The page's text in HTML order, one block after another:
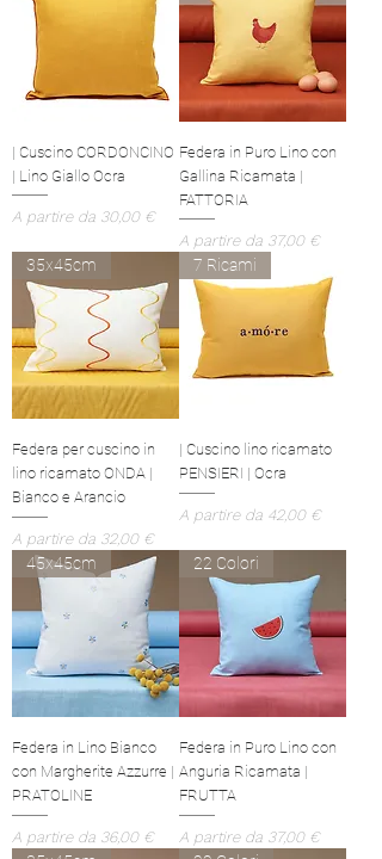
| Cuscino CORDONCINO
| Lino Giallo Ocra
A partire da 30,00 €
Prezzo scontato
Federa in Puro Lino con
Gallina Ricamata |
FATTORIA
A partire da 37,00 €
Prezzo scontato
35x45cm
Federa per cuscino in
lino ricamato ONDA |
Bianco e Arancio
A partire da 32,00 €
Prezzo scontato
7 Ricami
| Cuscino lino ricamato
PENSIERI | Ocra
A partire da 42,00 €
Prezzo scontato
45x45cm
Federa in Lino Bianco
con Margherite Azzurre |
PRATOLINE
A partire da 36,00 €
Prezzo scontato
22 Colori
Federa in Puro Lino con
Anguria Ricamata |
FRUTTA
A partire da 37,00 €
Prezzo scontato